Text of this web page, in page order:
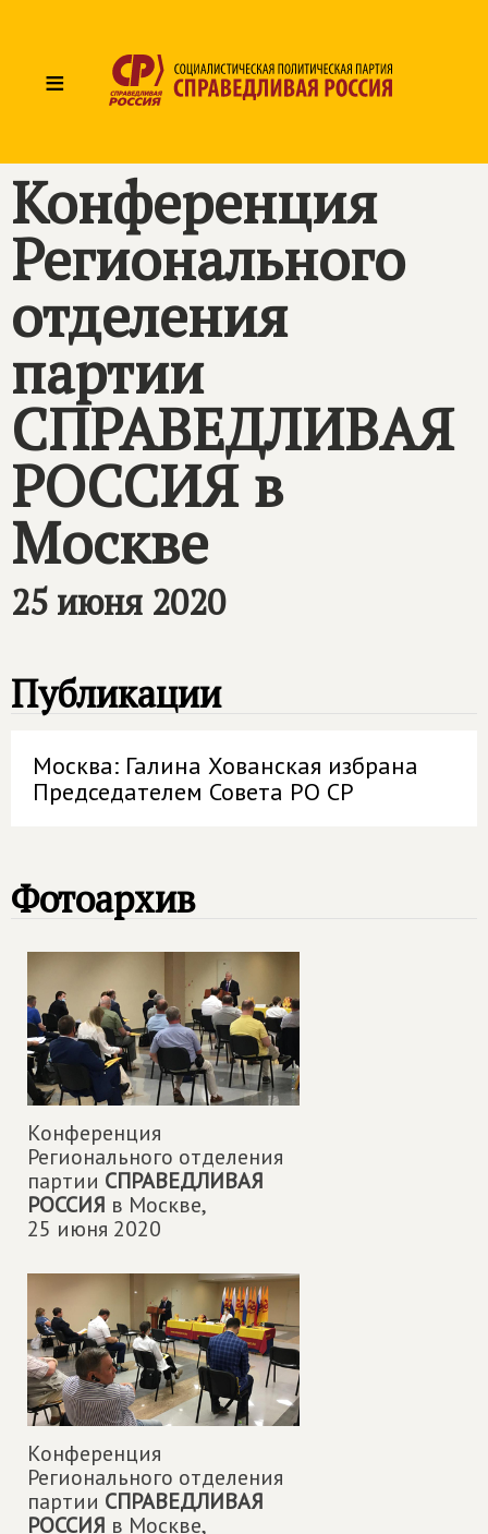
≡
Конференция
Регионального
отделения
партии
СПРАВЕДЛИВАЯ
РОССИЯ в
Москве
25 июня 2020
Публикации
Москва: Галина Хованская избрана
Председателем Совета РО СР
Фотоархив
Конференция
Регионального отделения
партии СПРАВЕДЛИВАЯ
РОССИЯ в Москве,
25 июня 2020
Конференция
Регионального отделения
партии СПРАВЕДЛИВАЯ
РОССИЯ в Москве,